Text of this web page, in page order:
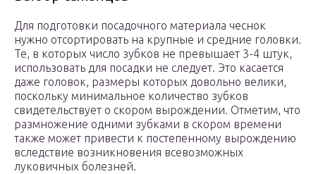
Для подготовки посадочного материала чеснок
нужно отсортировать на крупные и средние головки.
Те, в которых число зубков не превышает 3-4 штук,
использовать для посадки не следует. Это касается
даже головок, размеры которых довольно велики,
поскольку минимальное количество зубков
свидетельствует о скором вырождении. Отметим, что
размножение одними зубками в скором времени
также может привести к постепенному вырождению
вследствие возникновения всевозможных
луковичных болезней.